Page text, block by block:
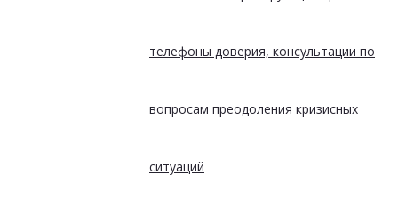
телефоны доверия, консультации по
вопросам преодоления кризисных
ситуаций